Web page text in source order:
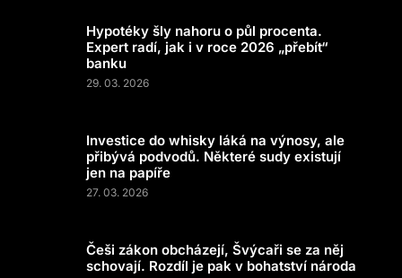
Hypotéky šly nahoru o půl procenta.
Expert radí, jak i v roce 2026 „přebít“
banku
29. 03. 2026
Investice do whisky láká na výnosy, ale
přibývá podvodů. Některé sudy existují
jen na papíře
27. 03. 2026
Češi zákon obcházejí, Švýcaři se za něj
schovají. Rozdíl je pak v bohatství národa